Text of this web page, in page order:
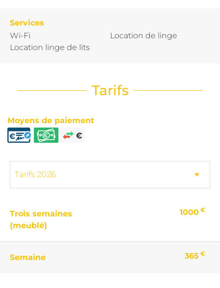
Services
Wi-Fi
Location linge de lits
Location de linge
Tarifs
Moyens de paiement
Trois semaines
(meublé)
1000 €
Semaine 365 €